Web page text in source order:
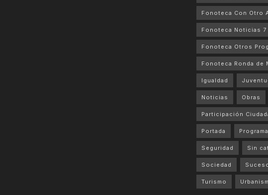
Fonoteca Con Otro
Fonoteca Noticias 7
Fonoteca Otros
Fonoteca Ronda de
Igualdad
Noticias Obras
Participación
Portada
Seguridad Sin
Sociedad
Turismo